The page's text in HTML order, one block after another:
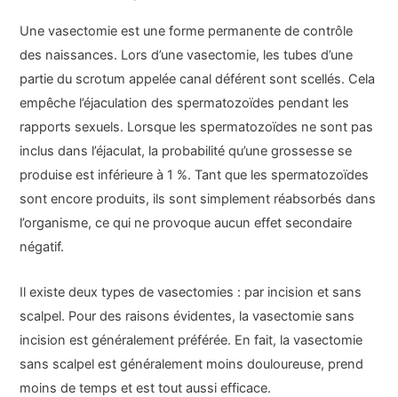
Une vasectomie est une forme permanente de contrôle
des naissances. Lors d’une vasectomie, les tubes d’une
partie du scrotum appelée canal déférent sont scellés. Cela
empêche l’éjaculation des spermatozoïdes pendant les
rapports sexuels. Lorsque les spermatozoïdes ne sont pas
inclus dans l’éjaculat, la probabilité qu’une grossesse se
produise est inférieure à 1 %. Tant que les spermatozoïdes
sont encore produits, ils sont simplement réabsorbés dans
l’organisme, ce qui ne provoque aucun effet secondaire
négatif.
Il existe deux types de vasectomies : par incision et sans
scalpel. Pour des raisons évidentes, la vasectomie sans
incision est généralement préférée. En fait, la vasectomie
sans scalpel est généralement moins douloureuse, prend
moins de temps et est tout aussi efficace.